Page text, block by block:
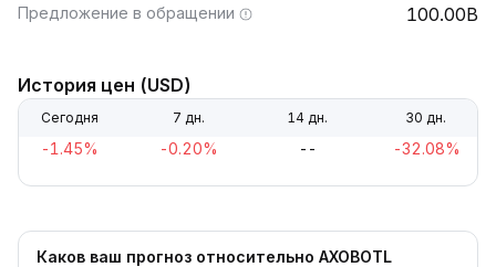
Предложение в обращении 100.00B
История цен (USD)
Сегодня 7 дн. 14 дн. 30 дн.
-1.45% -0.20% -- -32.08%
Каков ваш прогноз относительно AXOBOTL